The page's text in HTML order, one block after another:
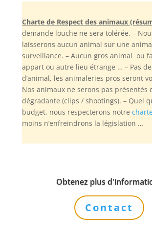
Charte de Respect des animaux
demande louche ne sera tolérée. –
laisserons aucun animal sur une
surveillance. – Aucun gros animal ou
appart ou autre lieu étrange … – Pas
d’animal, les animaleries pros seront
Nos animaux ne serons pas présentés
dégradante (clips / shootings). – Quel
budget, nous respecterons notre
moins n’enfreindrons la législation …
Obtenez plus
Contact